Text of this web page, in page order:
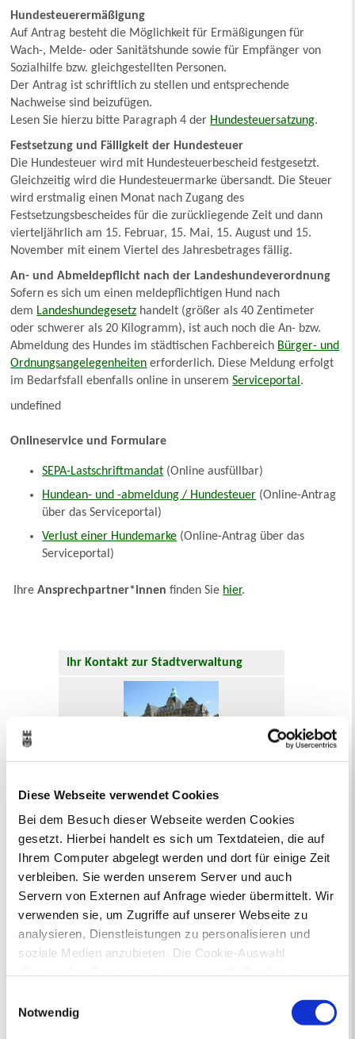
Diese Webseite verwendet Cookies
Bei dem Besuch dieser Webseite werden Cookies
gesetzt. Hierbei handelt es sich um Textdateien, die auf
Ihrem Computer abgelegt werden und dort für einige Zeit
verbleiben. Sie werden unserem Server und auch
Servern von Externen auf Anfrage wieder übermittelt. Wir
verwenden sie, um Zugriffe auf unserer Webseite zu
analysieren, Dienstleistungen zu personalisieren und
soziale Medien anzubieten. Die Cookie-Auswahl
Drittländern (USA) mit unzureichendem
Datenschutzniveau verarbeiten. Es besteht die Gefahr,
Notwendig
Hundesteuerermäßigung
Auf Antrag besteht die Möglichkeit für Ermäßigungen für
Wach-, Melde- oder Sanitätshunde sowie für Empfänger von
Sozialhilfe bzw. gleichgestellten Personen.
Der Antrag ist schriftlich zu stellen und entsprechende
Nachweise sind beizufügen.
Lesen Sie hierzu bitte Paragraph 4 der Hundesteuersatzung.
Festsetzung und Fälligkeit der Hundesteuer
Die Hundesteuer wird mit Hundesteuerbescheid festgesetzt.
Gleichzeitig wird die Hundesteuermarke übersandt. Die Steuer
wird erstmalig einen Monat nach Zugang des
Festsetzungsbescheides für die zurückliegende Zeit und dann
vierteljährlich am 15. Februar, 15. Mai, 15. August und 15.
November mit einem Viertel des Jahresbetrages fällig.
An- und Abmeldepflicht nach der Landeshundeverordnung
Sofern es sich um einen meldepflichtigen Hund nach
dem Landeshundegesetz handelt (größer als 40 Zentimeter
oder schwerer als 20 Kilogramm), ist auch noch die An- bzw.
Abmeldung des Hundes im städtischen Fachbereich Bürger- und
Ordnungsangelegenheiten erforderlich. Diese Meldung erfolgt
im Bedarfsfall ebenfalls online in unseremServiceportal .
undefined
Onlineservice und Formulare
SEPA-Lastschriftmandat (Online ausfüllbar)
Hundean- und -abmeldung / Hundesteuer (Online-Antrag
über das Serviceportal)
Verlust einer Hundemarke (Online-Antrag über das
Serviceportal)
IhreAnsprechpartner*innen finden Sie hier.
Ihr Kontakt zur Stadtverwaltung
Online-Terminvergabe
Beurkundung Vaterschaft, Sorge
und Unterhalt
Gewerbeangelegenheiten
Urkundenservice
Online-Service (Serviceportal)
Kontaktformular
Öffnungszeiten
E-Rechnung FAQ